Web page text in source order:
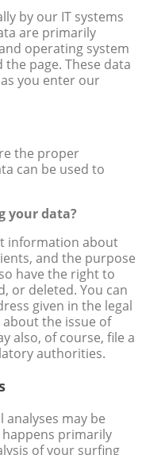
by our IT systems
are primarily
operating system
page. These data
you enter our
the proper
can be used to
your data?
information about
and the purpose
have the right to
or deleted. You can
given in the legal
the issue of
also, of course, file a
authorities.
may be
primarily
of your surfing